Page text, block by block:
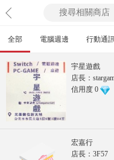
全部 電腦週邊 行動通
宇星遊戲
店長：
信用度 0
宏嘉行
店長：3F57